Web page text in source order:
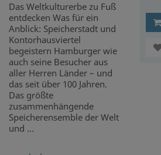
Das Weltkulturerbe zu Fuß
entdecken Was für ein
Anblick: Speicherstadt und
Kontorhausviertel
begeistern Hamburger wie
auch seine Besucher aus
aller Herren Länder – und
das seit über 100 Jahren.
Das größte
zusammenhängende
Speicherensemble der Welt
und ...